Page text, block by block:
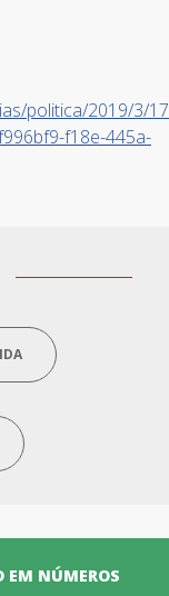
politica/2019/3/
f18e-445a-
EM NÚMEROS